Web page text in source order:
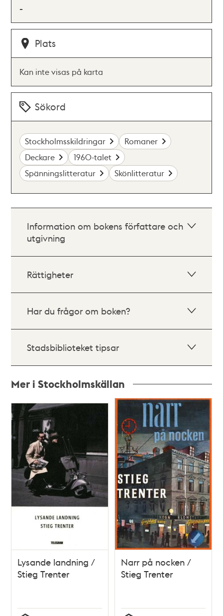
-
Plats
Kan inte visas på karta
Sökord
Stockholmsskildringar
Romaner
Deckare
1960-talet
Spänningslitteratur
Skönlitteratur
Information om bokens författare och
utgivning
Rättigheter
Har du frågor om boken?
Stadsbiblioteket tipsar
Mer i Stockholmskällan
Relaterade
poster
teman
Lysande landning /
Stieg Trenter
Narr på nocken /
Stieg Trenter